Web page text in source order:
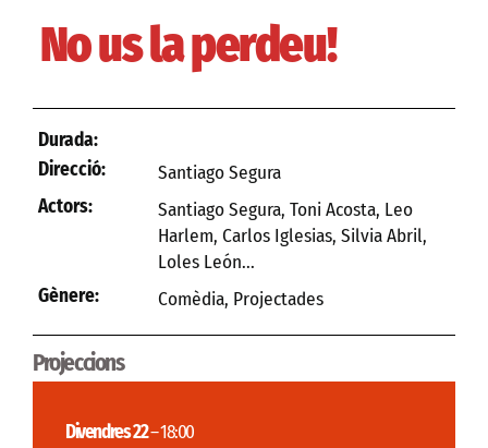
No us la perdeu!
Durada:
Direcció:
Santiago Segura
Actors:
Santiago Segura, Toni Acosta, Leo
Harlem, Carlos Iglesias, Silvia Abril,
Loles León...
Gènere:
Comèdia, Projectades
Projeccions
Divendres 22– 18:00